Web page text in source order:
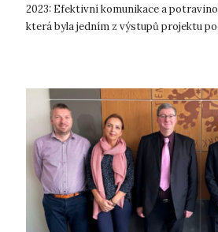
2023: Efektivní komunikace a
která byla jedním z výstupů projektu